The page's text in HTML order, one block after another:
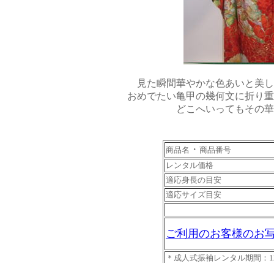
見た瞬間華やかな色あいと美
おめでたい亀甲の幾何文に折り
どこへいってもその
商品名 ・ 商品番号
レンタル価格
適応身長の目安
適応サイズ目安
ご利用のお客様のお
＊成人式振袖レンタル期間